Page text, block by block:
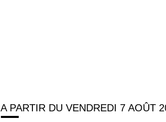
A PARTIR DU VENDREDI 7 AOÛT